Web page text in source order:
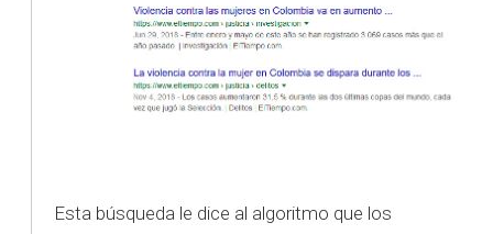
Esta búsqueda le dice al algoritmo que los